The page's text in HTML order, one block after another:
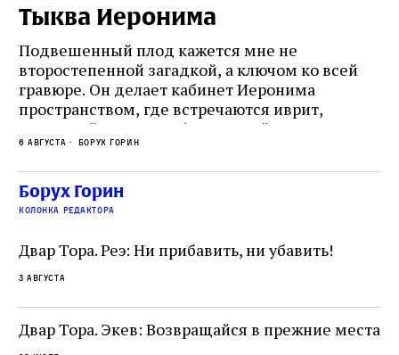
Тыква Иеронима
Подвешенный плод кажется мне не
второстепенной загадкой, а ключом ко всей
гравюре. Он делает кабинет Иеронима
пространством, где встречаются иврит,
греческий и латынь; буквальный смысл и
церковная традиция; филологическая
точность и понятность; переводчик,
убеждённый в необходимости исправления, и
читатель, воспринимающий исправление как
не просто покровитель переводчиков,
окружённый книгами. Перед нами человек,
одно решение которого вызвало возмущение
целой общины и стало частью многовекового
спора о том, кому принадлежит последнее
слово в переводе Библии
6 августа Борух Горин
Борух Горин
колонка редактора
Двар Тора. Реэ: Ни прибавить, ни убавить!
3 августа
Двар Тора. Экев: Возвращайся в прежние места